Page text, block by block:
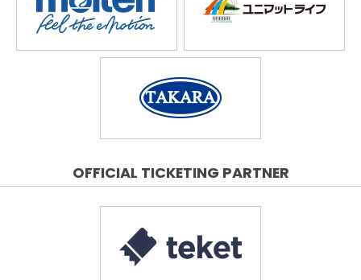
OFFICIAL TICKETING PARTNER